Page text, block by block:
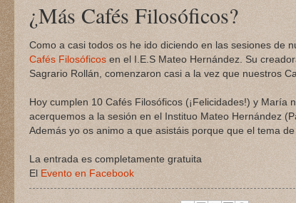
¿Más Cafés Filosóficos?
Como a casi todos os he ido diciendo en las sesiones de
Cafés Filosóficos en el I.E.S Mateo Hernández. Su
Sagrario Rollán, comenzaron casi a la vez que nuestros
Hoy cumplen 10 Cafés Filosóficos (¡Felicidades!) y María
acerquemos a la sesión en el Instituo Mateo Hernández
Además yo os animo a que asistáis porque que el tema
La entrada es completamente gratuita
El Evento en Facebook